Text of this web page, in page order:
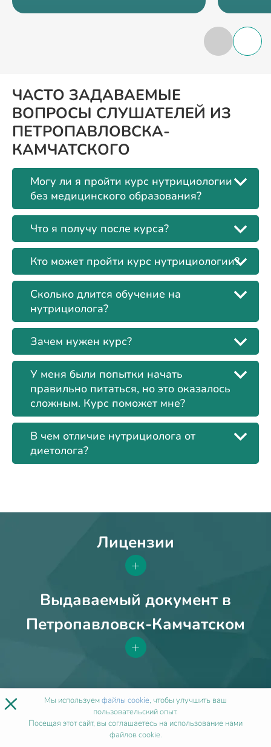
ЧАСТО ЗАДАВАЕМЫЕ
ВОПРОСЫ СЛУШАТЕЛЕЙ ИЗ
ПЕТРОПАВЛОВСКА-
КАМЧАТСКОГО
Могу ли я пройти курс нутрициологии
без медицинского образования?
Что я получу после курса?
Кто может пройти курс нутрициологии?
Сколько длится обучение на
нутрициолога?
Зачем нужен курс?
У меня были попытки начать
правильно питаться, но это оказалось
сложным. Курс поможет мне?
В чем отличие нутрициолога от
диетолога?
Лицензии
+
Выдаваемый документ в
Петропавловск-Камчатском
+
ИСТОРИИ УСПЕХАПОСЛЕ
НАШЕГО ОБУЧЕНИЯ
× Мы используемфайлы cookie, чтобы улучшить ваш
пользовательский опыт.
Посещая этот сайт, вы соглашаетесь на использование нами
файлов cookie.